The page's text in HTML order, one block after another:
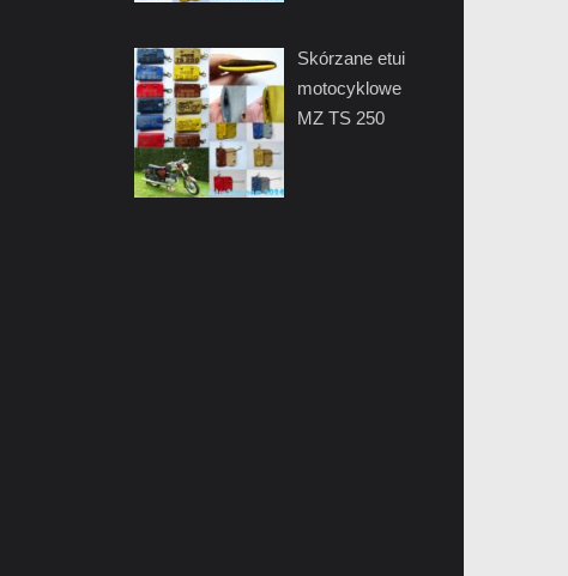
Skórzane etui
motocyklowe
MZ TS 250